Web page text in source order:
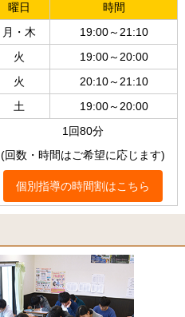
曜日
時間
月・木 19:00～21:10
火
19:00～20:00
火
20:10～21:10
土 19:00～20:00
1回80分
(回数・時間はご希望に応じます)
個別指導の時間割はこちら